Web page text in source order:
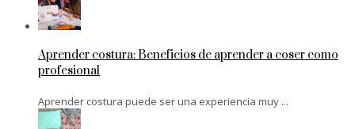
Aprender costura: Beneficios de aprender a coser como
profesional
Aprender costura puede ser una experiencia muy ...